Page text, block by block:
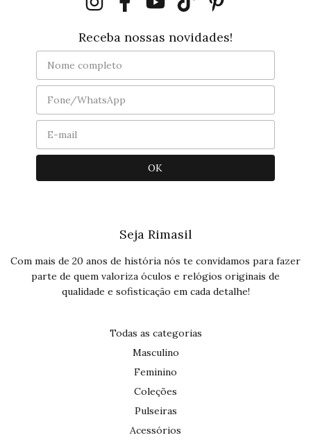
Receba nossas novidades!
Seja Rimasil
Com mais de 20 anos de história nós te convidamos para fazer
parte de quem valoriza óculos e relógios originais de
qualidade e sofisticação em cada detalhe!
Todas as categorias
Masculino
Feminino
Coleções
Pulseiras
Acessórios